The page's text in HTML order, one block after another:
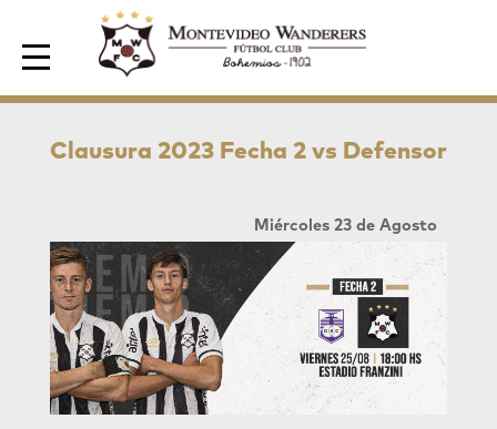
Area de Socios
Clausura 2023 Fecha 2 vs Defensor
Miércoles 23 de Agosto